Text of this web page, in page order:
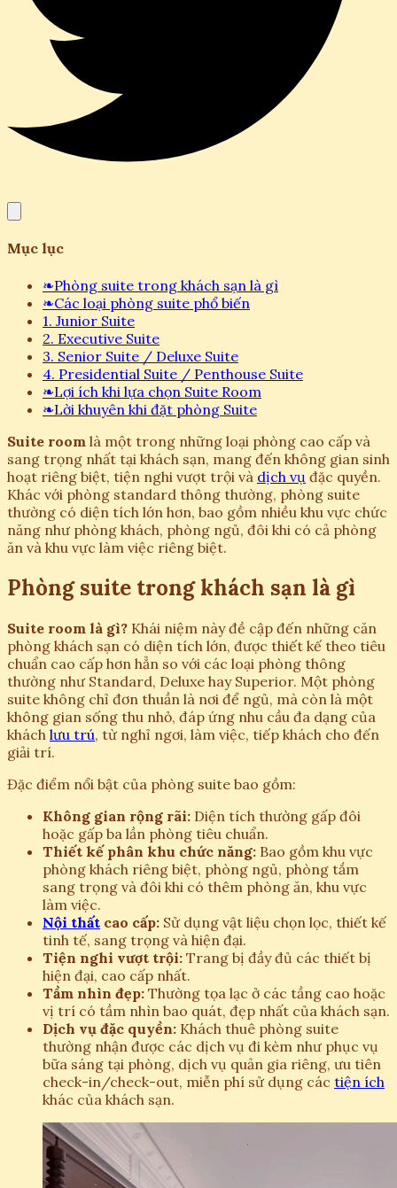
Mục lục
❧Phòng suite trong khách sạn là gì
❧Các loại phòng suite phổ biến
1. Junior Suite
2. Executive Suite
3. Senior Suite / Deluxe Suite
4. Presidential Suite / Penthouse Suite
❧Lợi ích khi lựa chọn Suite Room
❧Lời khuyên khi đặt phòng Suite
Suite room là một trong những loại phòng cao cấp và
sang trọng nhất tại khách sạn, mang đến không gian sinh
hoạt riêng biệt, tiện nghi vượt trội và dịch vụ đặc quyền.
Khác với phòng standard thông thường, phòng suite
thường có diện tích lớn hơn, bao gồm nhiều khu vực chức
năng như phòng khách, phòng ngủ, đôi khi có cả phòng
ăn và khu vực làm việc riêng biệt.
Phòng suite trong khách sạn là gì
Suite room là gì? Khái niệm này đề cập đến những căn
phòng khách sạn có diện tích lớn, được thiết kế theo tiêu
chuẩn cao cấp hơn hẳn so với các loại phòng thông
thường như Standard, Deluxe hay Superior. Một phòng
suite không chỉ đơn thuần là nơi để ngủ, mà còn là một
không gian sống thu nhỏ, đáp ứng nhu cầu đa dạng của
khách lưu trú, từ nghỉ ngơi, làm việc, tiếp khách cho đến
giải trí.
Đặc điểm nổi bật của phòng suite bao gồm:
Không gian rộng rãi: Diện tích thường gấp đôi
hoặc gấp ba lần phòng tiêu chuẩn.
Thiết kế phân khu chức năng: Bao gồm khu vực
phòng khách riêng biệt, phòng ngủ, phòng tắm
sang trọng và đôi khi có thêm phòng ăn, khu vực
làm việc.
Nội thất cao cấp: Sử dụng vật liệu chọn lọc, thiết kế
tinh tế, sang trọng và hiện đại.
Tiện nghi vượt trội: Trang bị đầy đủ các thiết bị
hiện đại, cao cấp nhất.
Tầm nhìn đẹp: Thường tọa lạc ở các tầng cao hoặc
vị trí có tầm nhìn bao quát, đẹp nhất của khách sạn.
Dịch vụ đặc quyền: Khách thuê phòng suite
thường nhận được các dịch vụ đi kèm như phục vụ
bữa sáng tại phòng, dịch vụ quản gia riêng, ưu tiên
check-in/check-out, miễn phí sử dụng các tiện ích
khác của khách sạn.